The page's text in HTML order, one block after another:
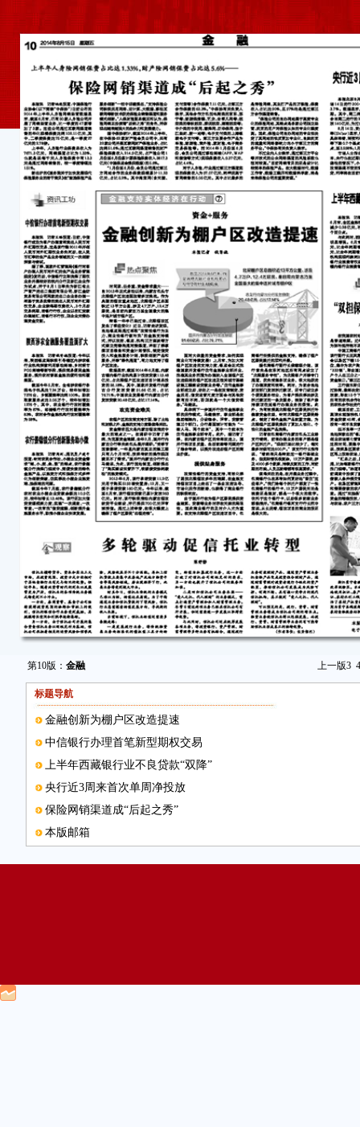
第10版： 金融 上一版3 4
标题导航
金融创新为棚户区改造提速
中信银行办理首笔新型期权交易
上半年西藏银行业不良贷款“双降”
央行近3周来首次单周净投放
保险网销渠道成“后起之秀”
本版邮箱